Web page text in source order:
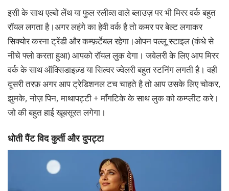
इसी के साथ एल्बो लेंथ या फुल स्लीव्स वाले ब्लाउज़ पर भी मिरर वर्क बहुत
रॉयल लगता है।अगर लहंगे का हेवी वर्क है तो कमर पर बेल्ट लगाकर
सिक्योर करना ट्रेंडी और कम्फ़र्टेबल रहेगा।ओपन पल्लू स्टाइल (कंधे से
नीचे फ्लो करता हुआ) आपको रॉयल लुक देगा। जवेलरी के लिए आप मिरर
वर्क के साथ ऑक्सिडाइज़्ड या सिल्वर ज्वेलरी बहुत स्टनिंग लगती है। वही
दूसरी तरफ़ अगर आप ट्रेडिशनल टच चाहते है तो आप उसके लिए चोकर,
झुमके, नोज़ पिन, माथापट्टी + माँगटिके के साथ लुक को कम्प्लीट करे।
जो की बहुत हाई खूबसूरत लगेगा।
धोती पैंट विद कुर्ती और दुपट्टा